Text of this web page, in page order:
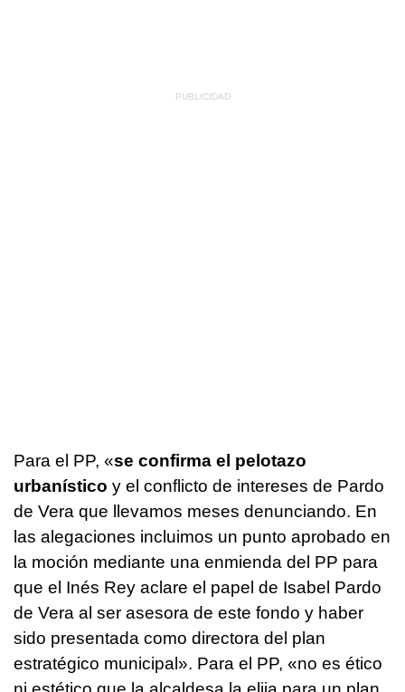
Para el PP, «se confirma el pelotazo
urbanístico y el conflicto de intereses de Pardo
de Vera que llevamos meses denunciando. En
las alegaciones incluimos un punto aprobado en
la moción mediante una enmienda del PP para
que el Inés Rey aclare el papel de Isabel Pardo
de Vera al ser asesora de este fondo y haber
sido presentada como directora del plan
estratégico municipal». Para el PP, «no es ético